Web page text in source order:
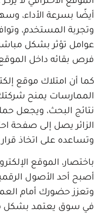
الأداء، وسهولة
وتوافقه مع
بشكل مباشر على
داخل الموقع
موقع إلكتروني
يمنح شركتك فرصة
ويجعل حملاتك
إلى صفحة احترافية
اتخاذ قرار التواصل
الإلكتروني لم يعد
الرقمية التي
أمام العملاء،
بشكل متزايد على